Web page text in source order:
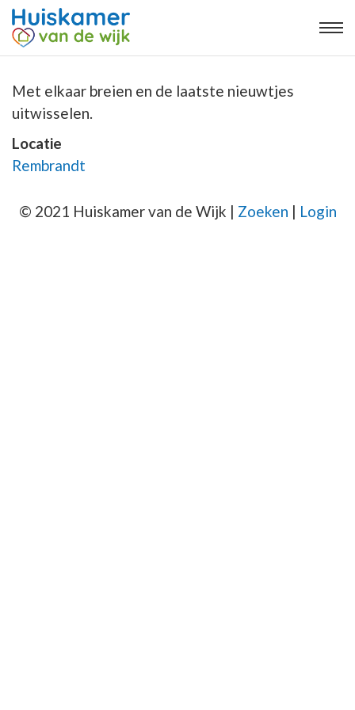
Met elkaar breien en de laatste nieuwtjes
uitwisselen.
Locatie
Rembrandt
© 2021 Huiskamer van de Wijk | Zoeken | Login